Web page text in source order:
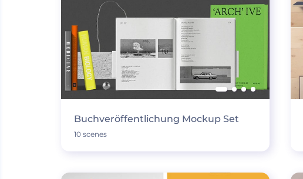
Buchveröffentlichung Mockup Set
10 scenes